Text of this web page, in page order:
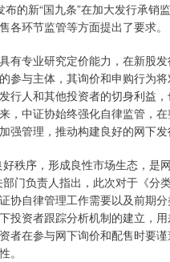
的新“国九条”在加大发行承销
各环节监管等方面提出了要求。
专业研究定价能力，在新股发
参与主体，其询价和申购行为
行人和其他投资者的切身利益
，中证协始终强化自律监管，
强管理，推动构建良好的网下发
秩序，形成良性市场生态，是
部门负责人指出，此次对于《分
协自律管理工作需要以及前期
投资者跟踪分析机制的建立，
者在参与网下询价和配售时要
。